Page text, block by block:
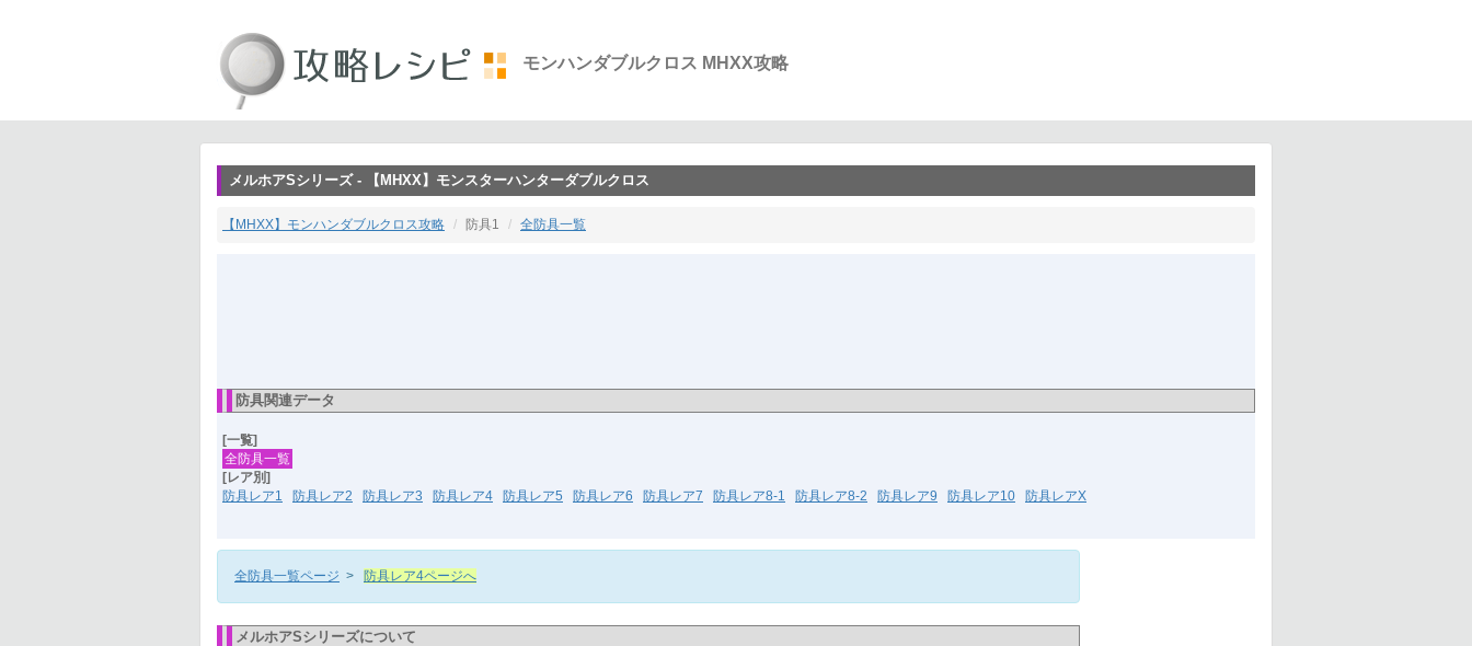
モンハンダブルクロス MHXX攻略
メルホアSシリーズ - 【MHXX】モンスターハンターダブルクロス
【MHXX】モンハンダブルクロス攻略 防具1 全防具一覧
防具関連データ
[一覧]
全防具一覧
[レア別]
防具レア1
防具レア2 防具レア3 防具レア4 防具レア5 防具レア6 防具レア7 防具レア8-1 防具レア8-2 防具レア9 防具レア10 防具レアX
全防具一覧ページ > 防具レア4ページへ
メルホアSシリーズについて